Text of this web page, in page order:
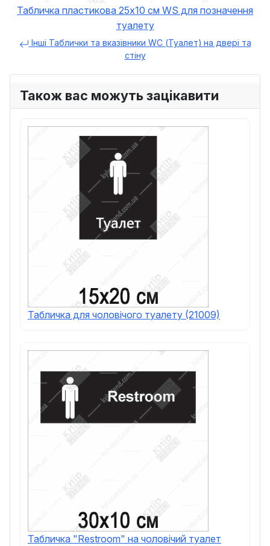
Табличка пластикова 25х10 см WS для позначення
туалету
Інші Таблички та вказівники WC (Туалет) на двері та
стіну
Також вас можуть зацікавити
Табличка для чоловічого туалету (21009)
Табличка "Restroom" на чоловічий туалет